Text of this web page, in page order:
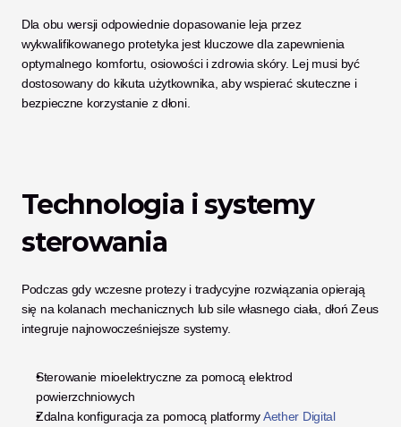
Dla obu wersji odpowiednie dopasowanie leja przez
wykwalifikowanego protetyka jest kluczowe dla zapewnienia
optymalnego komfortu, osiowości i zdrowia skóry. Lej musi być
dostosowany do kikuta użytkownika, aby wspierać skuteczne i
bezpieczne korzystanie z dłoni.
Technologia i systemy
sterowania
Podczas gdy wczesne protezy i tradycyjne rozwiązania opierają
się na kolanach mechanicznych lub sile własnego ciała, dłoń Zeus
integruje najnowocześniejsze systemy.
Sterowanie mioelektryczne za pomocą elektrod
powierzchniowych
Zdalna konfiguracja za pomocą platformy Aether Digital